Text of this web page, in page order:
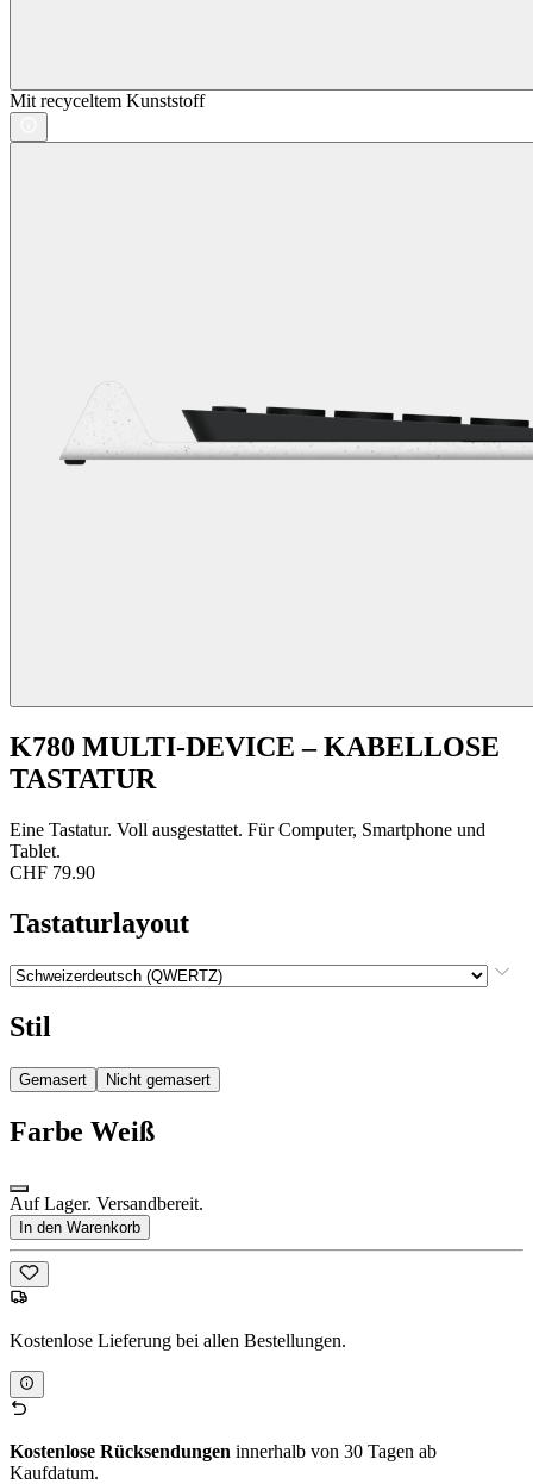
Mit recyceltem Kunststoff
K780 MULTI-DEVICE – KABELLOSE
TASTATUR
Eine Tastatur. Voll ausgestattet. Für Computer, Smartphone und
Tablet.
CHF 79.90
Tastaturlayout
Stil
Gemasert Nicht gemasert
Farbe Weiß
Auf Lager. Versandbereit.
In den Warenkorb
Kostenlose Lieferung bei allen Bestellungen.
Kostenlose Rücksendungen innerhalb von 30 Tagen ab
Kaufdatum.